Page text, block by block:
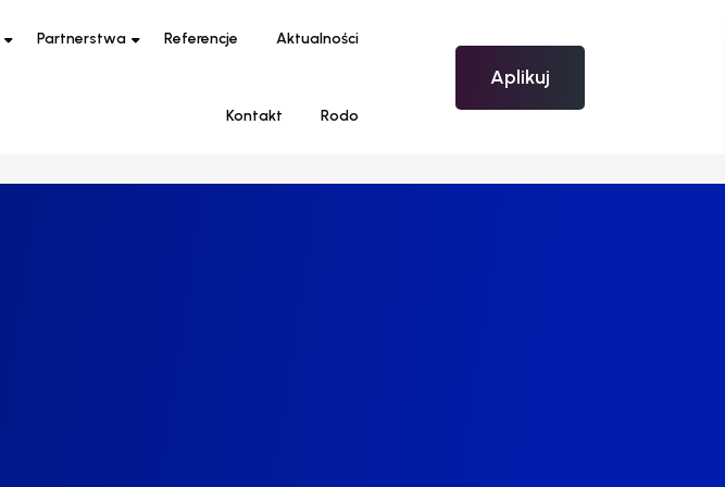
Partnerstwa Referencje Aktualności
Kontakt Rodo
Aplikuj